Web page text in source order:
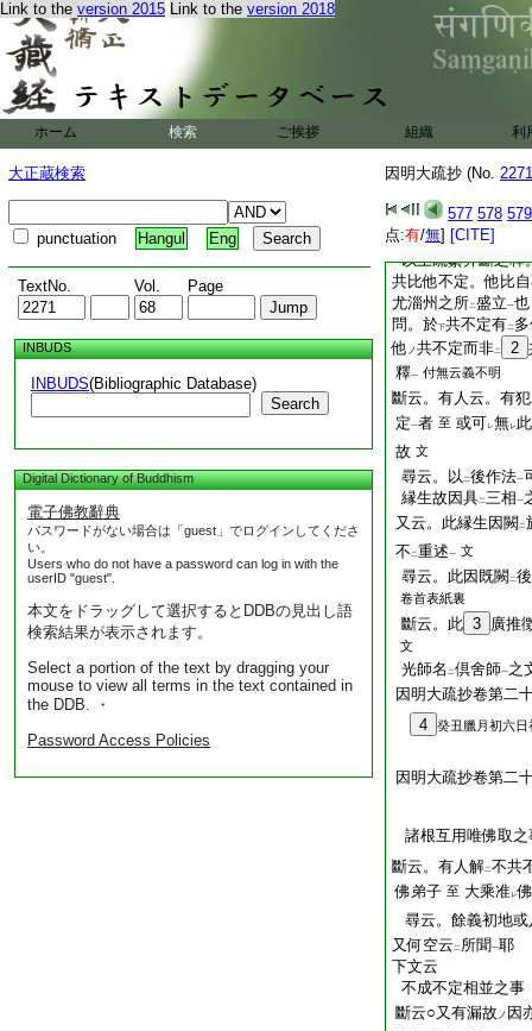
Link to the version 2015 Link to the version 2018
ホーム 検索 ご挨拶 組織 利
大正蔵検索
punctuation Hangul Eng
TextNo. Vol. Page
INBUDS
INBUDS(Bibliographic Database)
Search
Digital Dictionary of Buddhism
電子佛教辭典
パスワードがない場合は「guest」でログインしてくださ
い。
Users who do not have a password can log in with the
userID "guest".
本文をドラッグして選択するとDDBの見出し語
検索結果が表示されます。
Select a portion of the text by dragging your
mouse to view all terms in the text contained in
the DDB. ・
Password Access Policies
因明大疏抄 (No.
577 578 579
点:有/無] [CITE]
又云。若云。但對
決定過一 故 文
爲二眞過
斷云。有人云。共
定一者 至 爲レ 違 二於他
下文云。復判二不定一
亦如レ前 文
以上疏纂并斷之釋
共比他不定。他比
尤淄州之所二盛立一也
問。於下共不定有二
他 ノ共不定而非二 2
釋一 付無云義不明
斷云。有人云。有犯
定一者 至 或可レ無レ
故 文
尋云。以 二後作法一
縁生故因具二三相一
又云。此縁生因闕 二
不 二重述一 文
尋云。此因既闕 二
卷首表紙裏
斷云。此 3 廣推
文
光師名 二倶舍師一之
因明大疏抄卷第二
4
癸丑臘月初六
因明大疏抄卷第二
諸根互用唯佛取之
斷云。有人解二不共
佛弟子 至 大乘准レ
尋云。餘義初地或
又何空云 二 所聞一耶
下文云
不成不定相並之事
斷云○又有漏故 ノ 因